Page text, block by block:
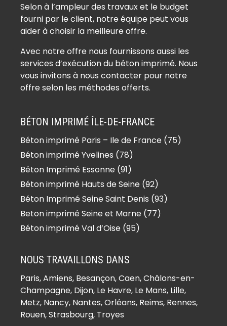
Selon à l’ampleur des travaux et le budget
fourni par le client, notre équipe peut vous
aider à choisir la meilleure offre.
Avec notre offre nous fournissons aussi les
services d’exécution du béton imprimé. Nous
vous invitons à nous contacter pour notre
offre selon les méthodes offerts.
BÉTON IMPRIMÉ ÎLE-DE-FRANCE
Béton imprimé Paris – Ile de France (75)
Béton imprimé Yvelines (78)
Béton Imprimé Essonne (91)
Béton imprimé Hauts de Seine (92)
Béton Imprimé Seine Saint Denis (93)
Beton imprimé Seine et Marne (77)
Béton imprimé Val d’Oise (95)
NOUS TRAVAILLONS DANS
Paris,Amiens, Besançon, Caen, Châlons-en-
Champagne, Dijon, Le Havre, Le Mans, Lille,
Metz, Nancy, Nantes, Orléans, Reims, Rennes,
Rouen, Strasbourg, Troyes